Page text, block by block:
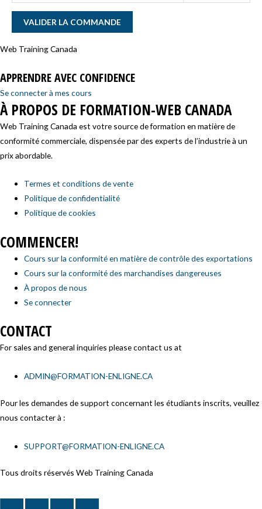
VALIDER LA COMMANDE
Web Training Canada
APPRENDRE AVEC CONFIDENCE
Se connecter à mes cours
À PROPOS DE FORMATION-WEB CANADA
Web Training Canada est votre source de formation en matière de
conformité commerciale, dispensée par des experts de l’industrie à un
prix abordable.
Termes et conditions de vente
Politique de confidentialité
Politique de cookies
COMMENCER!
Cours sur la conformité en matière de contrôle des exportations
Cours sur la conformité des marchandises dangereuses
À propos de nous
Se connecter
CONTACT
For sales and general inquiries please contact us at
ADMIN@FORMATION-ENLIGNE.CA
Pour les demandes de support concernant les étudiants inscrits, veuillez
nous contacter à :
SUPPORT@FORMATION-ENLIGNE.CA
Tous droits réservés Web Training Canada